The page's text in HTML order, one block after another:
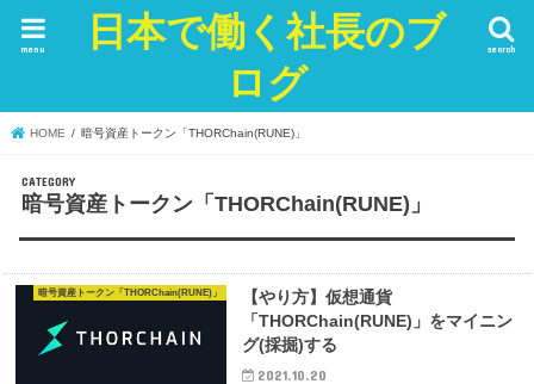
日本で働く社長のブ
ログ
search
menu
HOME 暗号資産トークン「THORChain(RUNE)」
暗号資産トークン「THORChain(RUNE)」
暗号資産トークン「THORChain(RUNE)」
【やり方】仮想通貨
「THORChain(RUNE)」をマイニン
グ(採掘)する
2021.10.20